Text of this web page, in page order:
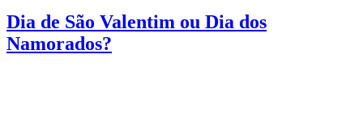
Dia de São Valentim ou Dia dos
Namorados?